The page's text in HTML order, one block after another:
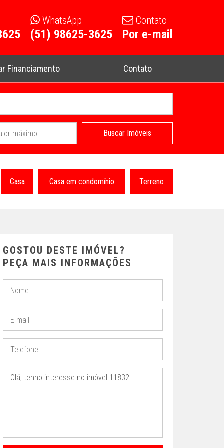
WhatsApp
(51) 98625-3625
Contato
Por e-mail
Financiamento Contato
Buscar Imóveis
Casa Casa em condomínio Terreno
GOSTOU DESTE IMÓVEL?
PEÇA MAIS INFORMAÇÕES